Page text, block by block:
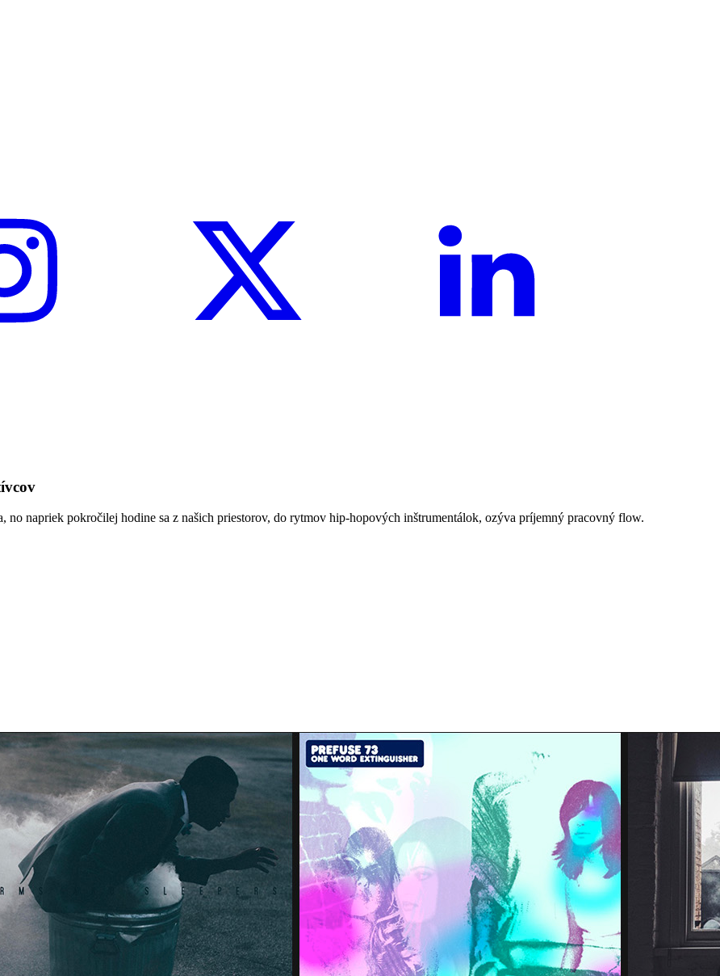
napriek pokročilej hodine sa z našich priestorov, do rytmov hip-hopových inštrumentálok, ozýva príjemný pracovný flow.